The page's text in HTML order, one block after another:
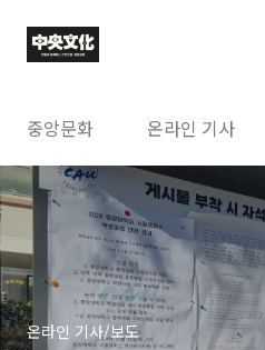
중앙문화 온라인 기사
온라인 기사/보도